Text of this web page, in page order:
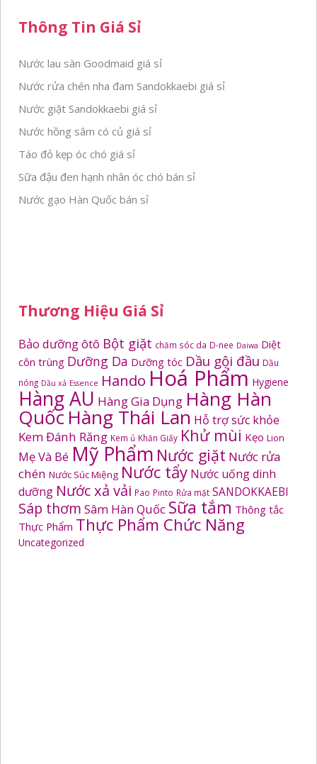
Thông Tin Giá Sỉ
Nước lau sàn Goodmaid giá sỉ
Nước rửa chén nha đam Sandokkaebi giá sỉ
Nước giặt Sandokkaebi giá sỉ
Nước hồng sâm có củ giá sỉ
Táo đỏ kẹp óc chó giá sỉ
Sữa đậu đen hạnh nhân óc chó bán sỉ
Nước gạo Hàn Quốc bán sỉ
Thương Hiệu Giá Sỉ
Bảo dưỡng ôtô Bột giặt chăm sóc da D-nee Daiwa Diệt
côn trùng Dưỡng Da Dưỡng tóc Dầu gội đầu Dầu
nóng Dầu xả Essence Hando Hoá Phẩm Hygiene
Hàng AU Hàng Gia Dụng Hàng Hàn
Quốc Hàng Thái Lan Hỗ trợ sức khỏe
Kem Đánh Răng Kem ủ Khăn Giấy Khử mùi Kẹo Lion
Mẹ Và Bé Mỹ Phẩm Nước giặt Nước rửa
chén Nước Súc Miệng Nước tẩy Nước uống dinh
dưỡng Nước xả vải Pao Pinto Rửa mặt SANDOKKAEBI
Sáp thơm Sâm Hàn Quốc Sữa tắm Thông tắc
Thực Phẩm Thực Phẩm Chức Năng
Uncategorized